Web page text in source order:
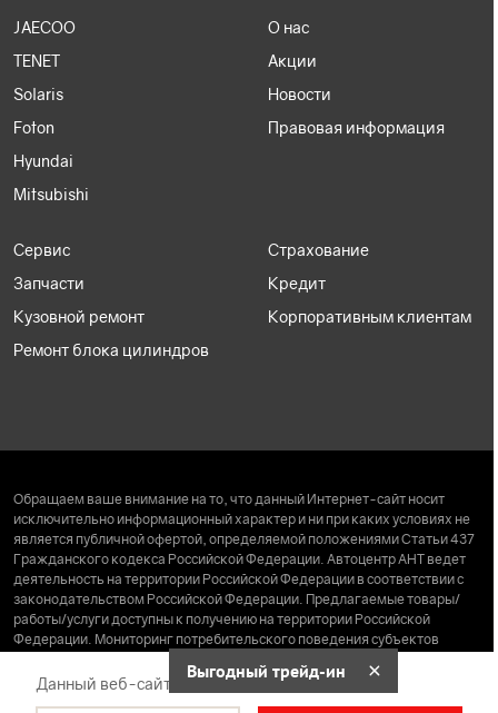
JAECOO
TENET
Solaris
Foton
Hyundai
Mitsubishi
О нас
Акции
Новости
Правовая информация
Сервис
Запчасти
Кузовной ремонт
Ремонт блока цилиндров
Страхование
Кредит
Корпоративным клиентам
Обращаем ваше внимание на то, что данный Интернет-сайт носит
исключительно информационный характер и ни при каких условиях не
является публичной офертой, определяемой положениями Статьи 437
Гражданского кодекса Российской Федерации. Автоцентр АНТ ведет
деятельность на территории Российской Федерации в соответствии с
законодательством Российской Федерации. Предлагаемые товары/
работы/услуги доступны к получению на территории Российской
Федерации. Мониторинг потребительского поведения субъектов
на сайт принадлежат ООО «АНТ Холдинг» (ИНН 2222062347, ОГРН
Данный веб-сайт использует cookie-файлы
Выгодный трейд-ин